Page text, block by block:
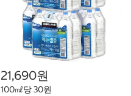
21,690원
100㎖당 30원